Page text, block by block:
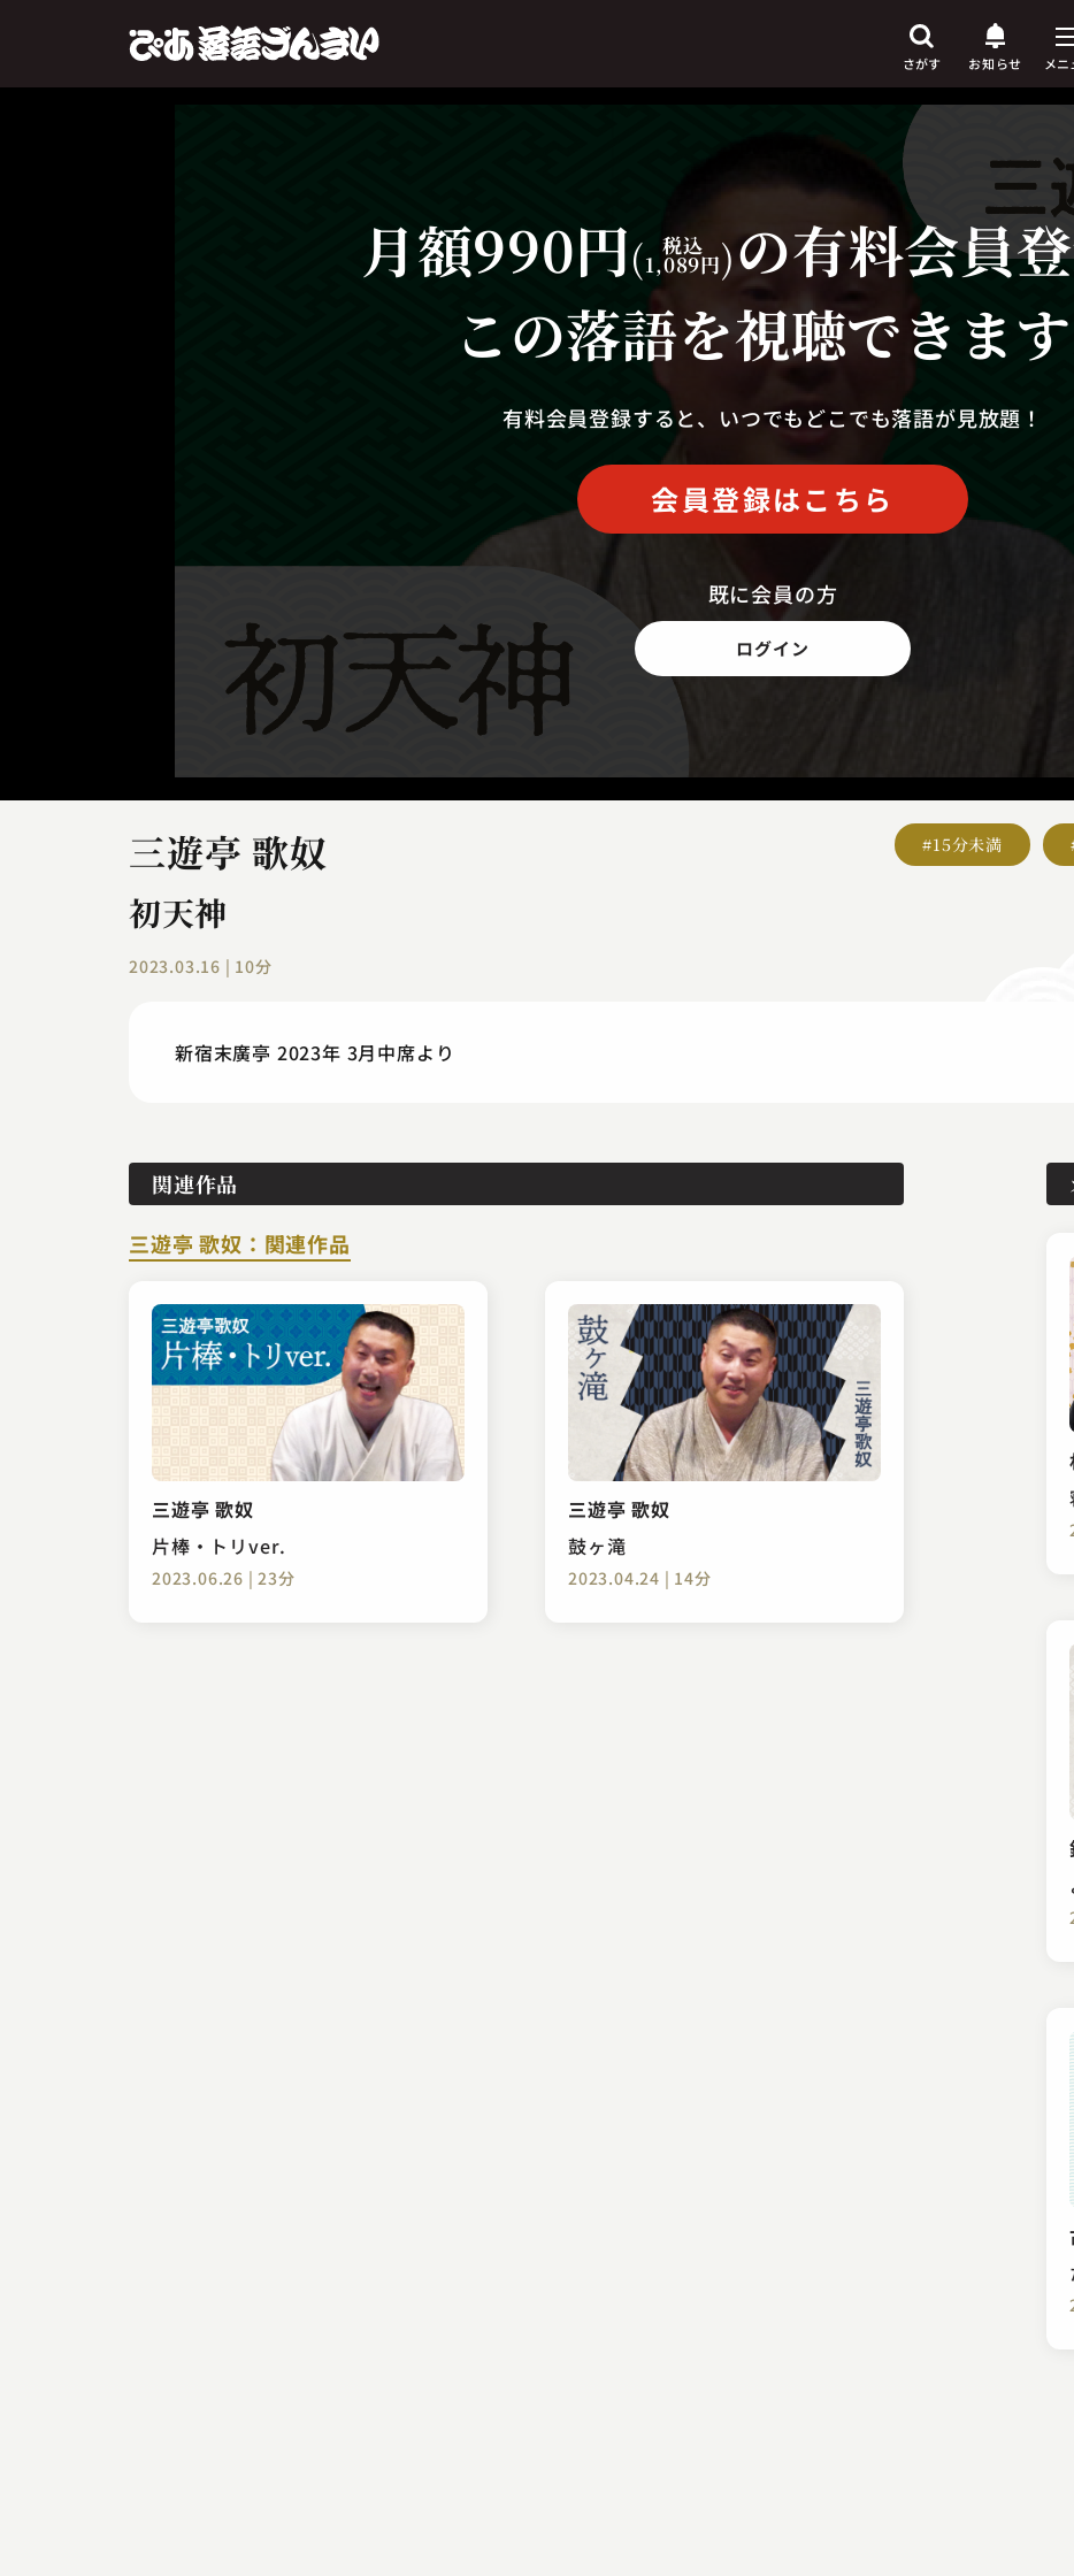
さがす
芸人からさがす
演目 からさがす
上演時間からさがす
お知らせ メニ
月額990円( 税込
1,089円)の有料会員
この落語を視聴できま
有料会員登録すると、いつでもどこでも落語が見放題！
会員登録はこちら
既に会員の方
ログイン
三遊亭 歌奴
初天神
2023.03.16 | 10分
#15分未満
新宿末廣亭 2023年 3月中席より
関連作品
三遊亭 歌奴：関連作品
三遊亭 歌奴
片棒・トリver.
2023.06.26 | 23分
三遊亭 歌奴
鼓ヶ滝
2023.04.24 | 14分